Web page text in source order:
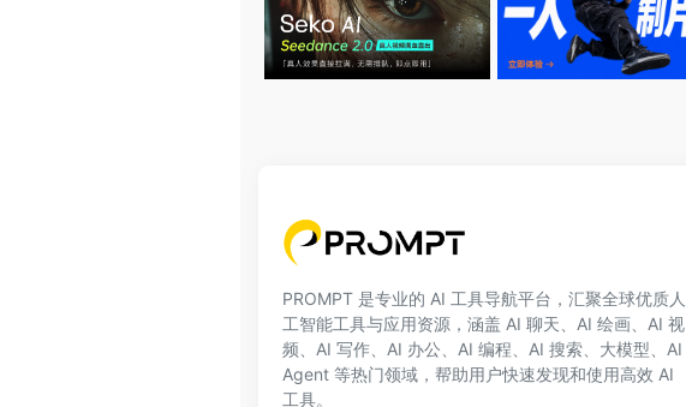
PROMPT 是专业的 AI 工具导航平台，汇聚全球优质人
工智能工具与应用资源，涵盖 AI 聊天、AI 绘画、AI 视
频、AI 写作、AI 办公、AI 编程、AI 搜索、大模型、AI
Agent 等热门领域，帮助用户快速发现和使用高效 AI
工具。